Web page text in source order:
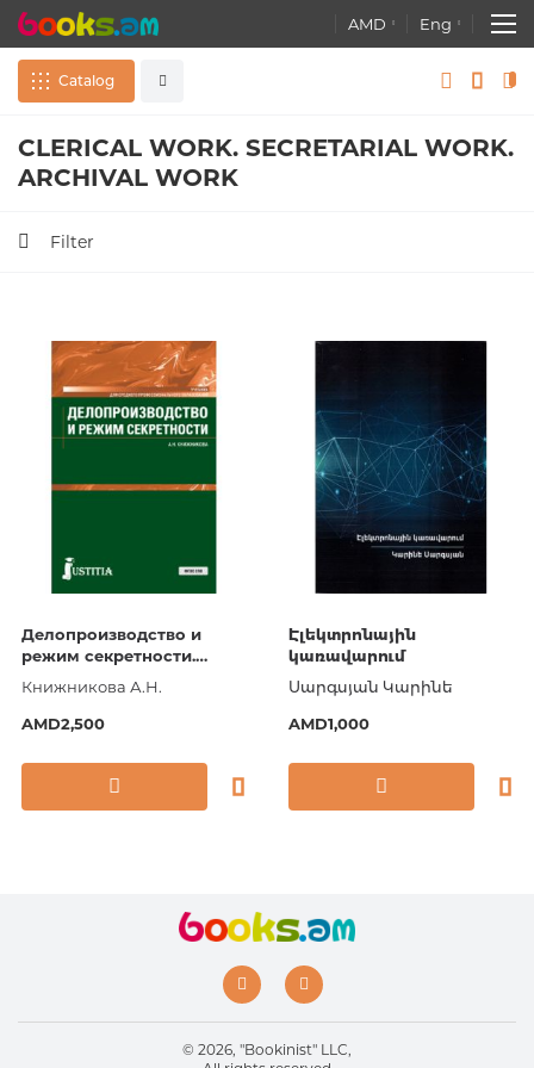
AMD Eng
Catalog
All
Souvenir
Educational games, toys
Wallpapers
CLERICAL WORK. SECRETARIAL WORK.
ARCHIVAL WORK
Filter
Делопроизводство и
режим секретности.
Книжникова А.Н.
AMD2,500
Էլեկտրոնային
կառավարում
Սարգսյան Կարինե
AMD1,000
© 2026, "Bookinist" LLC,